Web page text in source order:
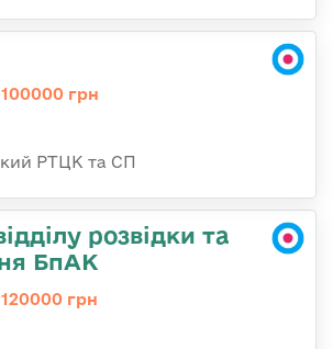
грн
РТЦК та СП
розвідки та
БпАК
грн